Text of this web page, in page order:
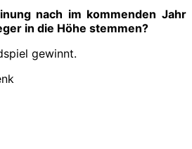
nach im kommenden Jahr
in die Höhe stemmen?
gewinnt.